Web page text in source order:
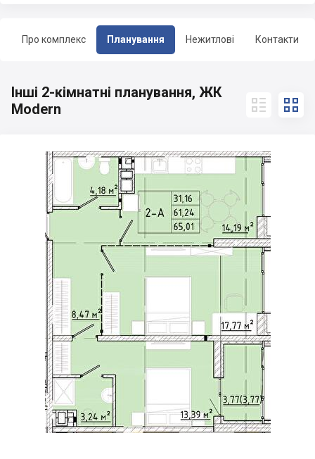
Про комплекс Планування Нежитлові Контакти
Інші 2-кімнатні планування, ЖК
Modern
 